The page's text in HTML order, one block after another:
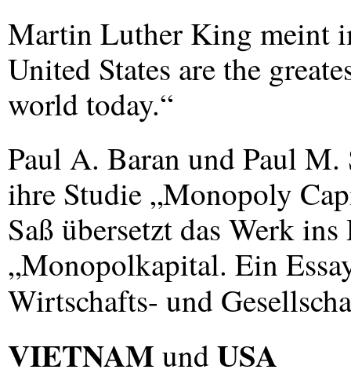
Martin Luther King meint
United States are the
world today.“
Paul A. Baran und Paul
ihre Studie „Monopoly
Saß übersetzt das Werk
„Monopolkapital. Ein
Wirtschafts- und
VIETNAM undUSA